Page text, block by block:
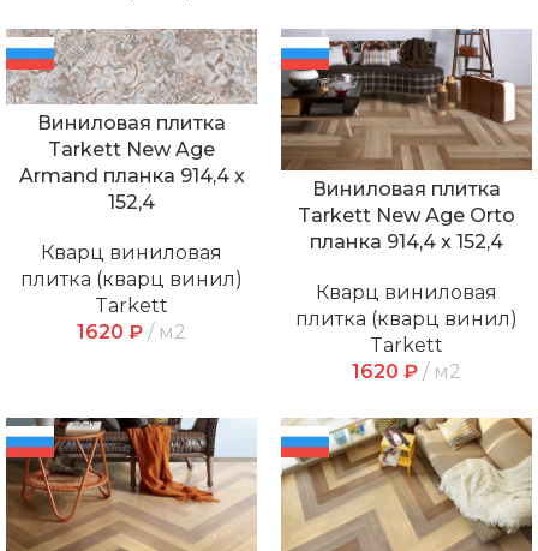
Виниловая плитка
Tarkett New Age
Armand планка 914,4 x
152,4
Кварц виниловая
плитка (кварц винил)
Tarkett
1620 ₽ м2
Виниловая плитка
Tarkett New Age Orto
планка 914,4 x 152,4
Кварц виниловая
плитка (кварц винил)
Tarkett
1620 ₽ м2